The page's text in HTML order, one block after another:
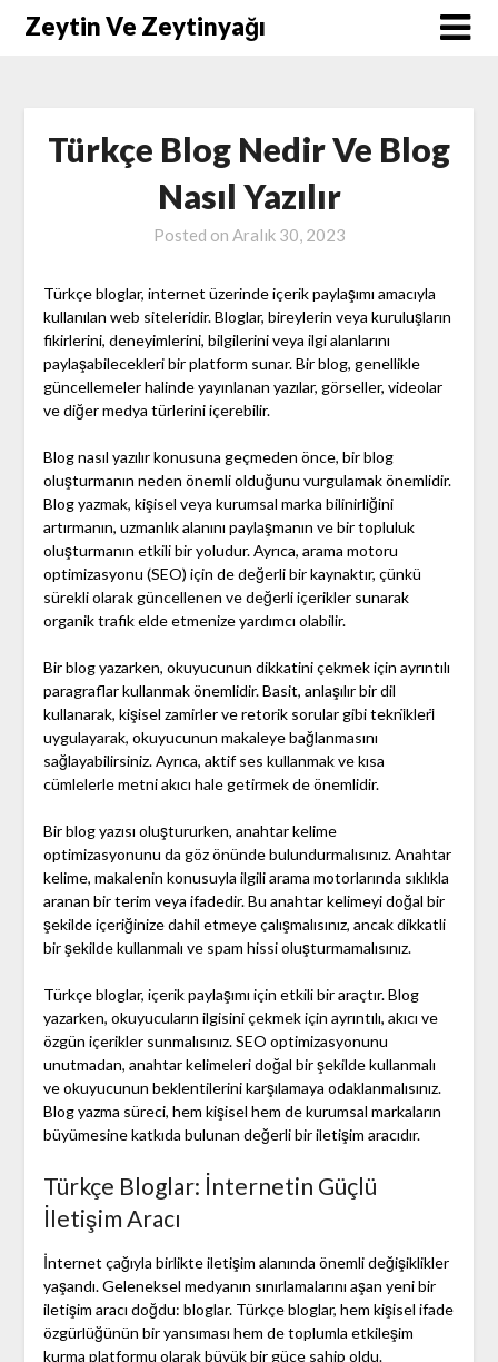
SkipZeytin Ve Zeytinyağı
Türkçe Blog Nedir Ve Blog
Nasıl Yazılır
Posted on Aralık 30, 2023
Türkçe bloglar, internet üzerinde içerik paylaşımı amacıyla
kullanılan web siteleridir. Bloglar, bireylerin veya kuruluşların
fikirlerini, deneyimlerini, bilgilerini veya ilgi alanlarını
paylaşabilecekleri bir platform sunar. Bir blog, genellikle
güncellemeler halinde yayınlanan yazılar, görseller, videolar
ve diğer medya türlerini içerebilir.
Blog nasıl yazılır konusuna geçmeden önce, bir blog
oluşturmanın neden önemli olduğunu vurgulamak önemlidir.
Blog yazmak, kişisel veya kurumsal marka bilinirliğini
artırmanın, uzmanlık alanını paylaşmanın ve bir topluluk
oluşturmanın etkili bir yoludur. Ayrıca, arama motoru
optimizasyonu (SEO) için de değerli bir kaynaktır, çünkü
sürekli olarak güncellenen ve değerli içerikler sunarak
organik trafik elde etmenize yardımcı olabilir.
Bir blog yazarken, okuyucunun dikkatini çekmek için ayrıntılı
paragraflar kullanmak önemlidir. Basit, anlaşılır bir dil
kullanarak, kişisel zamirler ve retorik sorular gibi tekni̇kleri̇
uygulayarak, okuyucunun makaleye bağlanmasını
sağlayabilirsiniz. Ayrıca, aktif ses kullanmak ve kısa
cümlelerle metni akıcı hale getirmek de önemlidir.
Bir blog yazısı oluştururken, anahtar kelime
optimizasyonunu da göz önünde bulundurmalısınız. Anahtar
kelime, makalenin konusuyla ilgili arama motorlarında sıklıkla
aranan bir terim veya ifadedir. Bu anahtar kelimeyi doğal bir
şekilde içeriğinize dahil etmeye çalışmalısınız, ancak dikkatli
bir şekilde kullanmalı ve spam hissi oluşturmamalısınız.
Türkçe bloglar, içerik paylaşımı için etkili bir araçtır. Blog
yazarken, okuyucuların ilgisini çekmek için ayrıntılı, akıcı ve
özgün içerikler sunmalısınız. SEO optimizasyonunu
unutmadan, anahtar kelimeleri doğal bir şekilde kullanmalı
ve okuyucunun beklentilerini karşılamaya odaklanmalısınız.
Blog yazma süreci, hem kişisel hem de kurumsal markaların
büyümesine katkıda bulunan değerli bir iletişim aracıdır.
Türkçe Bloglar: İnternetin Güçlü
İletişim Aracı
İnternet çağıyla birlikte iletişim alanında önemli değişiklikler
yaşandı. Geleneksel medyanın sınırlamalarını aşan yeni bir
iletişim aracı doğdu: bloglar. Türkçe bloglar, hem kişisel ifade
özgürlüğünün bir yansıması hem de toplumla etkileşim
kurma platformu olarak büyük bir güce sahip oldu.